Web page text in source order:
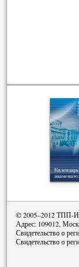
© 2005–2012 ТПП-
Адрес: 109012,
Свидетельство о
Свидетельство о